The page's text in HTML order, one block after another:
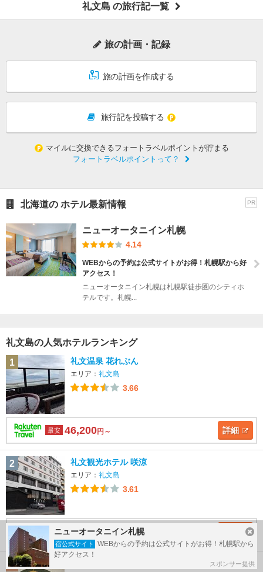
礼文島 の旅行記一覧
旅の計画・記録
旅の計画を作成する
旅行記を投稿する
マイルに交換できるフォートラベルポイントが貯まる
フォートラベルポイントって？
PR
北海道の ホテル最新情報
ニューオータニイン札幌
4.14
WEBからの予約は公式サイトがお得！札幌駅から好
アクセス！
ニューオータニイン札幌は札幌駅徒歩圏のシティホ
テルです。札幌...
礼文島の人気ホテルランキング
1
礼文温泉 花れぶん
エリア： 礼文島
3.66
最安 46,200円～ 詳細
2 礼文観光ホテル 咲涼
エリア： 礼文島
3.61
最安 15,400円～
3
ニューオータニイン札幌
宿公式サイト
WEBからの予約は公式サイトがお得！札幌駅から
好アクセス！
スポンサー提供